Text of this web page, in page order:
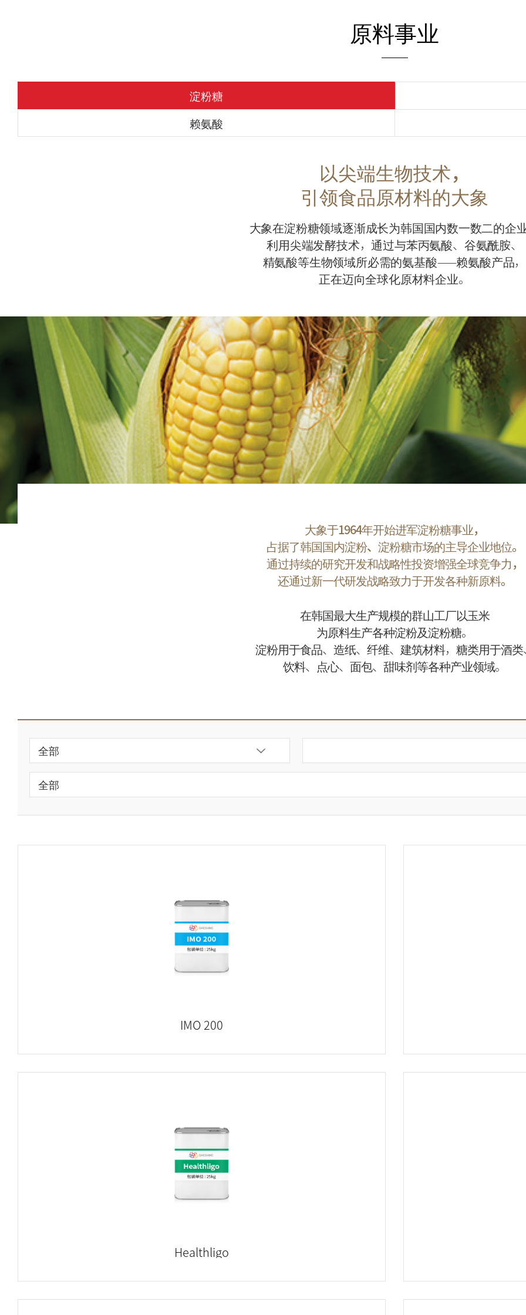
原料事业
淀粉糖
赖氨酸
以尖端生物技术，
引领食品原材料的大象
大象在淀粉糖领域逐渐成长为韩国国内数一数二的企
利用尖端发酵技术，通过与苯丙氨酸、谷氨酰胺、
精氨酸等生物领域所必需的氨基酸——赖氨酸产品，
正在迈向全球化原材料企业。
大象于1964年开始进军淀粉糖事业，
占据了韩国国内淀粉、淀粉糖市场的主导企业地位。
通过持续的研究开发和战略性投资增强全球竞争力，
还通过新一代研发战略致力于开发各种新原料。
在韩国最大生产规模的群山工厂以玉米
为原料生产各种淀粉及淀粉糖。
淀粉用于食品、造纸、纤维、建筑材料，糖类用于酒类
饮料、点心、面包、甜味剂等各种产业领域。
IMO 200
Healthligo